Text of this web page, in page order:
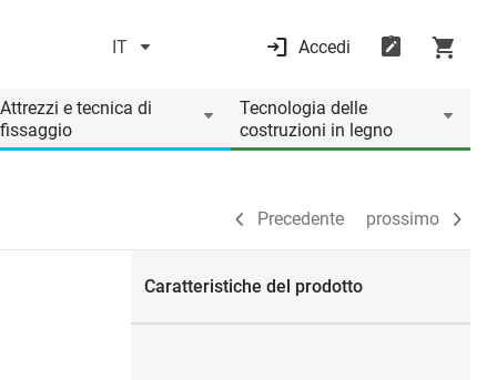
IT Accedi
Attrezzi e tecnica di
fissaggio
Tecnologia delle
costruzioni in legno
Precedente prossimo
Precedente prossimo
Caratteristiche del prodotto